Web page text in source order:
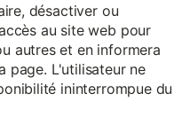
désactiver ou
au site web pour
autres et en informera
page. L'utilisateur ne
ininterrompue du